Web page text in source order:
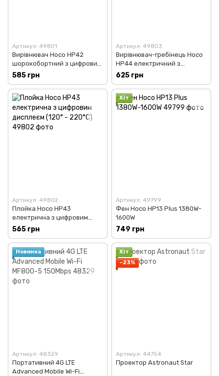
Артикул: 49801
Вирівнювач Hoco HP42
шорокобортний з цифровим
дисплеєм (120° - 220°C)
585 грн
Артикул: 49803
Вирівнювач-гребінець Hoco
HP44 електричний з
цифровим дисплеєм (120° -
220°C)
625 грн
Артикул: 49802
Плойка Hoco HP43
електрична з цифровим
дисплеєм (120° - 220°C)
565 грн
Хіт
Артикул: 49799
Фен Hoco HP13 Plus 1380W-
1600W
749 грн
Новинка
Артикул: 48329
Портативний 4G LTE
Advanced Mobile Wi-Fi
Хіт
−23%
Артикул: 44754
Проектор Astronaut Star